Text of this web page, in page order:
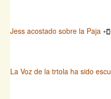
Jess acostado sobre la Paja
La Voz de la trtola ha sido